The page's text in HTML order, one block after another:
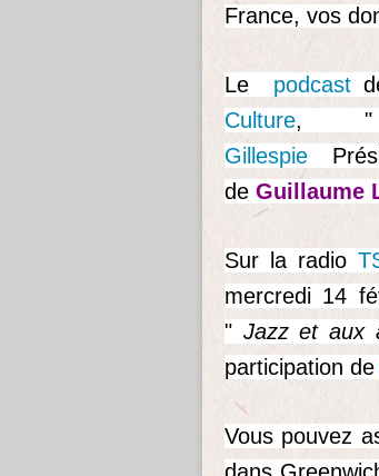
France, vos
Le podcast
Culture,
Gillespie
de Guillaume
Sur la radio
mercredi 14
" Jazz et aux
participation de
Vous pouvez